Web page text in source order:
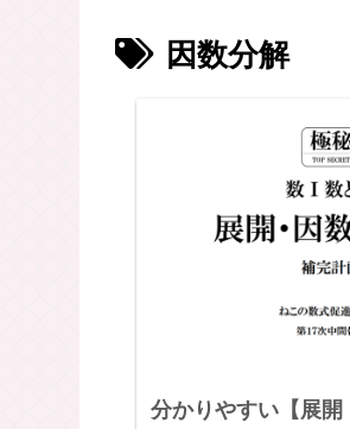
因数分解
分かりやすい【展開